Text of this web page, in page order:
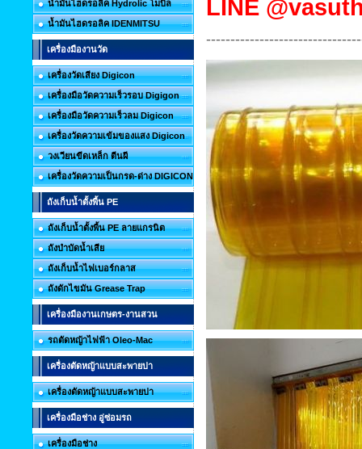
น้ำมันไฮดรอลิค Hydrolic โมบิล
น้ำมันไฮดรอลิค IDENMITSU
เครื่องมืองานวัด
เครื่องวัดเสียง Digicon
เครื่องมือวัดความเร็วรอบ Digigon
เครื่องมือวัดความเร็วลม Digicon
เครื่องวัดความเข้มของแสง Digicon
วงเวียนขีดเหล็ก ตีนผี
เครื่องวัดความเป็นกรด-ด่าง DIGICON
ถังเก็บน้ำตั้งพื้น PE
ถังเก็บน้ำตั้งพื้น PE ลายแกรนิต
ถังบำบัดน้ำเสีย
ถังเก็บน้ำไฟเบอร์กลาส
ถังดักไขมัน Grease Trap
เครื่องมืองานเกษตร-งานสวน
รถตัดหญ้าไฟฟ้า Oleo-Mac
เครื่องตัดหญ้าแบบสะพายบ่า
เครื่องตัดหญ้าแบบสะพายบ่า
เครื่องมือช่าง อู่ซ่อมรถ
เครื่องมือช่าง
LINE